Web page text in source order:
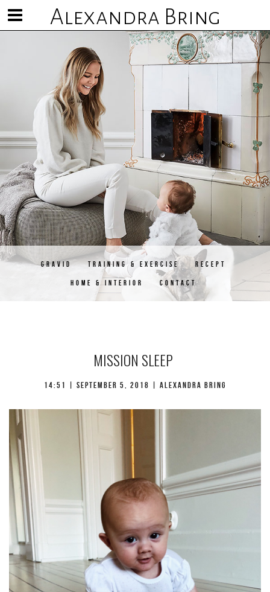
Alexandra Bring
Visa/göm
meny
GRAVID TRAINING & EXERCISE RECEPT
HOME & INTERIOR CONTACT
MISSION SLEEP
14:51 | september 5, 2018 | Alexandra Bring